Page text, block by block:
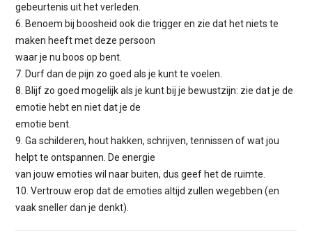
gebeurtenis uit het verleden.
6. Benoem bij boosheid ook die trigger en zie dat het niets te
maken heeft met deze persoon
waar je nu boos op bent.
7. Durf dan de pijn zo goed als je kunt te voelen.
8. Blijf zo goed mogelijk als je kunt bij je bewustzijn: zie dat je de
emotie hebt en niet dat je de
emotie bent.
9. Ga schilderen, hout hakken, schrijven, tennissen of wat jou
helpt te ontspannen. De energie
van jouw emoties wil naar buiten, dus geef het de ruimte.
10. Vertrouw erop dat de emoties altijd zullen wegebben (en
vaak sneller dan je denkt).